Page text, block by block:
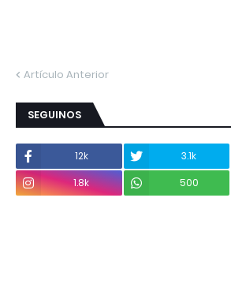
Artículo Anterior
SEGUINOS
12k 3.1k
1.8k
500